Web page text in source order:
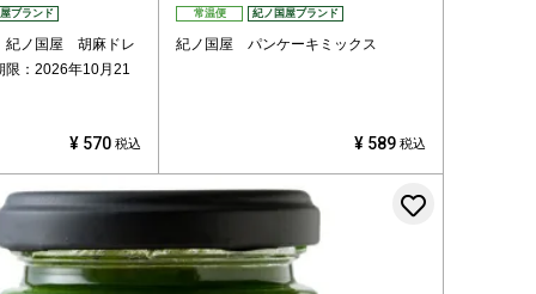
ブランド
紀ノ国屋 胡麻ドレ
限：2026年10月21
¥ 570 税込
常温便 紀ノ国屋ブランド
紀ノ国屋 パンケーキミックス
¥ 589 税込
録する